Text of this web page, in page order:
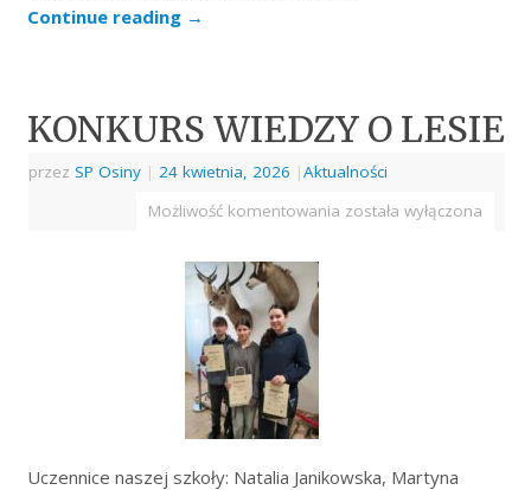
Continue reading →
KONKURS WIEDZY O LESIE
przez SP Osiny | 24 kwietnia, 2026 |Aktualności
Możliwość komentowania została wyłączona
Uczennice naszej szkoły: Natalia Janikowska, Martyna